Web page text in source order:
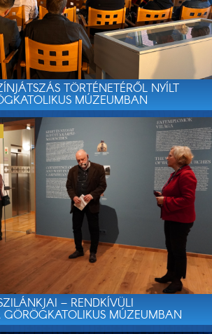
TÖRTÉNETÉRŐL NYÍLT
MÚZEUMBAN
– RENDKÍVÜLI
GÖRÖGKATOLIKUS MÚZEUMBAN